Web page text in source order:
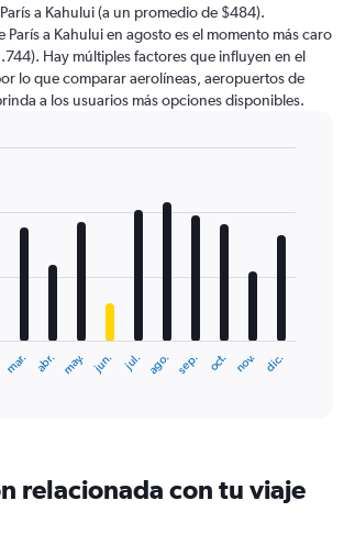
a Kahului (a un promedio de $484).
a Kahului en agosto es el momento más caro
Hay múltiples factores que influyen en el
lo que comparar aerolíneas, aeropuertos de
a los usuarios más opciones disponibles.
mar. abr. may. jun. jul. ago. sep. oct. nov. dic.
relacionada con tu viaje